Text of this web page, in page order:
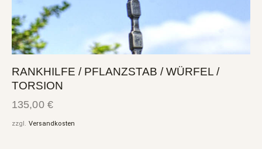
RANKHILFE / PFLANZSTAB / WÜRFEL /
TORSION
135,00 €
zzgl. Versandkosten